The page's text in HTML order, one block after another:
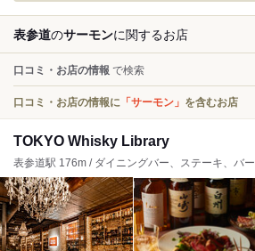
表参道のサーモンに関するお店
口コミ・お店の情報 で検索
口コミ・お店の情報に 「サーモン」 を含むお店
TOKYO Whisky Library
表参道駅 176m / ダイニングバー、ステーキ、バー